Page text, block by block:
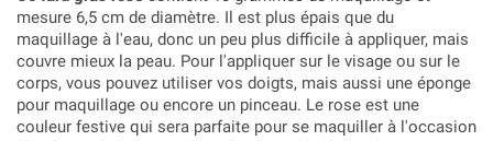
mesure 6,5 cm de diamètre. Il est plus épais que du
maquillage à l'eau, donc un peu plus difficile à appliquer, mais
couvre mieux la peau. Pour l'appliquer sur le visage ou sur le
corps, vous pouvez utiliser vos doigts, mais aussi une éponge
pour maquillage ou encore un pinceau. Le rose est une
couleur festive qui sera parfaite pour se maquiller à l'occasion